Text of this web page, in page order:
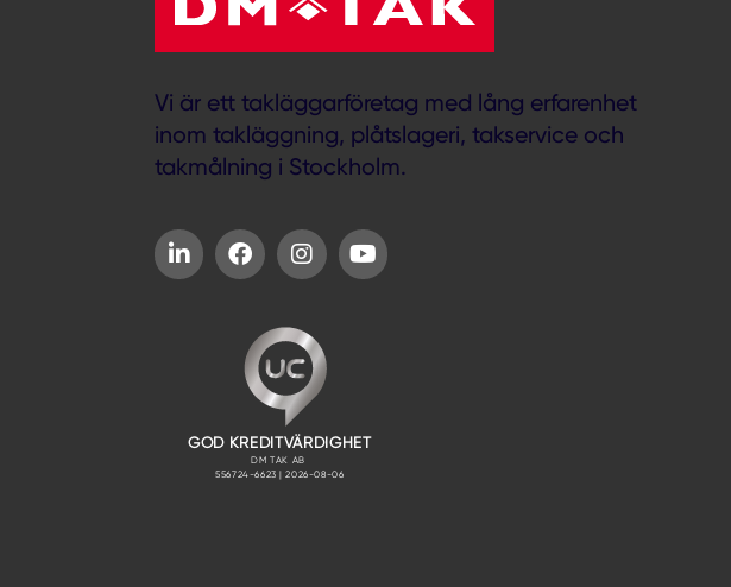
Vi är ett takläggarföretag med lång erfarenhet
inom takläggning, plåtslageri, takservice och
takmålning i Stockholm.